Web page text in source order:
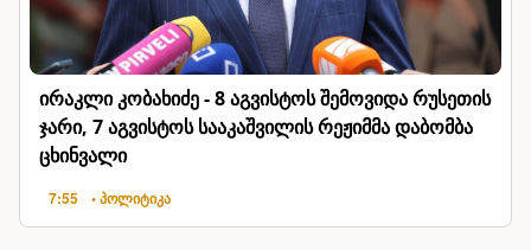
ირაკლი კობახიძე - 8 აგვისტოს შემოვიდა რუსეთის
ჯარი, 7 აგვისტოს სააკაშვილის რეჟიმმა დაბომბა
ცხინვალი
7:55 • პოლიტიკა